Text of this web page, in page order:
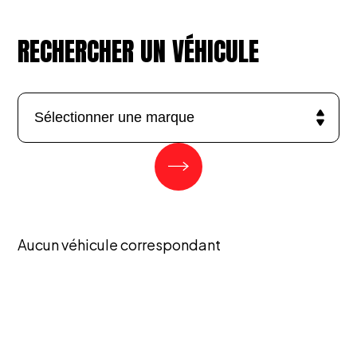
RECHERCHER UN VÉHICULE
Aucun véhicule correspondant